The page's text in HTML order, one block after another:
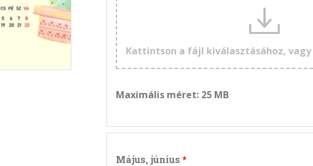
Kattintson a fájl kiválasztásához, vagy
Maximális méret: 25 MB
Május, június